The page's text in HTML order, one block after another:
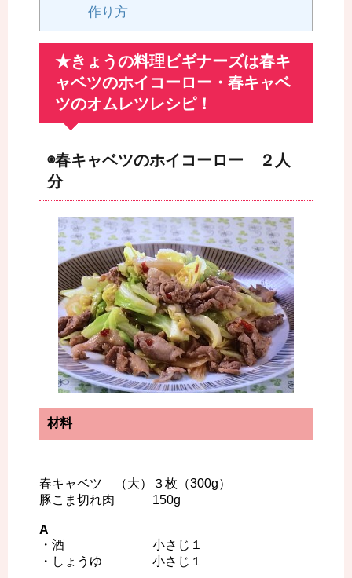
作り方
★きょうの料理ビギナーズは春キ
ャベツのホイコーロー・春キャベ
ツのオムレツレシピ！
◉春キャベツのホイコーロー ２人
分
材料
春キャベツ （大）３枚（300g）
豚こま切れ肉 150g
A
・酒 小さじ１
・しょうゆ 小さじ１